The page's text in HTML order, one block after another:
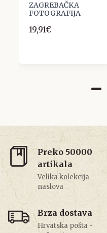
ZAGREBAČKA
FOTOGRAFIJA
19,91€
Preko 50000
artikala
Velika kolekcija
naslova
Brza dostava
Hrvatska pošta -